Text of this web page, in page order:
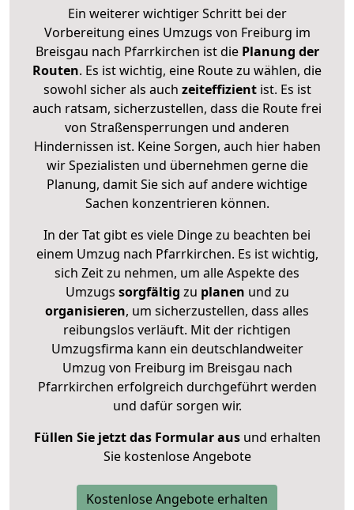
Ein weiterer wichtiger Schritt bei der
Vorbereitung eines Umzugs von Freiburg im
Breisgau nach Pfarrkirchen ist diePlanung der
Routen. Es ist wichtig, eine Route zu wählen, die
sowohl sicher als auch zeiteffizientist. Es ist
auch ratsam, sicherzustellen, dass die Route frei
von Straßensperrungen und anderen
Hindernissen ist. Keine Sorgen, auch hier haben
wir Spezialisten und übernehmen gerne die
Planung, damit Sie sich auf andere wichtige
Sachen konzentrieren können.
In der Tat gibt es viele Dinge zu beachten bei
einem Umzug nach Pfarrkirchen. Es ist wichtig,
sich Zeit zu nehmen, um alle Aspekte des
Umzugs sorgfältig zu planen und zu
organisieren, um sicherzustellen, dass alles
reibungslos verläuft. Mit der richtigen
Umzugsfirma kann ein deutschlandweiter
Umzug von Freiburg im Breisgau nach
Pfarrkirchen erfolgreich durchgeführt werden
und dafür sorgen wir.
Füllen Sie jetzt das Formular ausund erhalten
Sie kostenlose Angebote
Kostenlose Angebote erhalten